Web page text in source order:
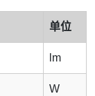
单位
lm
W